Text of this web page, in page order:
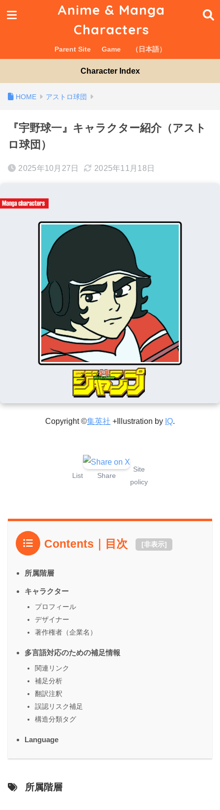
Anime & Manga
Characters
Parent Site Game （日本語）
Character Index
アストロ球団
『宇野球一』キャラクター紹介（アスト
ロ球団）
2025年10月27日 2025年11月18日
Copyright ©集英社 +Illustration by IQ.
List Share
Site
policy
Contents｜目次 [非表示]
所属階層
キャラクター
プロフィール
デザイナー
著作権者（企業名）
多言語対応のための補足情報
関連リンク
補足分析
翻訳注釈
誤認リスク補足
構造分類タグ
Language
所属階層